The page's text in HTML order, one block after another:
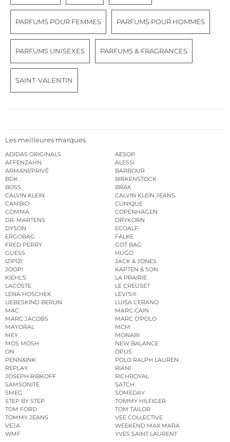
PARFUMS POUR FEMMES PARFUMS POUR HOMMES
PARFUMS UNISEXES PARFUMS & FRAGRANCES
SAINT-VALENTIN
Les meilleures marques
ADIDAS ORIGINALS
AESOP
AFFENZAHN
ALESSI
ARMANI/PRIVÉ
BARBOUR
BDK
BIRKENSTOCK
BOSS
BRAX
CALVIN KLEIN
CALVIN KLEIN JEANS
CAMBIO
CLINIQUE
COMMA
COPENHAGEN
DR. MARTENS
DRYKORN
DYSON
ECOALF
ERGOBAG
FALKE
FRED PERRY
GOT BAG
GUESS
HUGO
IZIPIZI
JACK & JONES
JOOP!
KAPTEN & SON
KIEHL’S
LA PRAIRIE
LACOSTE
LE CREUSET
LENA HOSCHEK
LEVI’S®
LIEBESKIND BERLIN
LUISA CERANO
MAC
MARC CAIN
MARC JACOBS
MARC O’POLO
MAYORAL
MCM
MEY
MONARI
MOS MOSH
NEW BALANCE
ON
OPUS
PENN&INK
POLO RALPH LAUREN
REPLAY
RIANI
JOSEPH RIBKOFF
RICHROYAL
SAMSONITE
SATCH
SMEG
SOMEDAY
STEP BY STEP
TOMMY HILFIGER
TOM FORD
TOM TAILOR
TOMMY JEANS
VEE COLLECTIVE
VEJA
WEEKEND MAX MARA
WMF
YVES SAINT LAURENT